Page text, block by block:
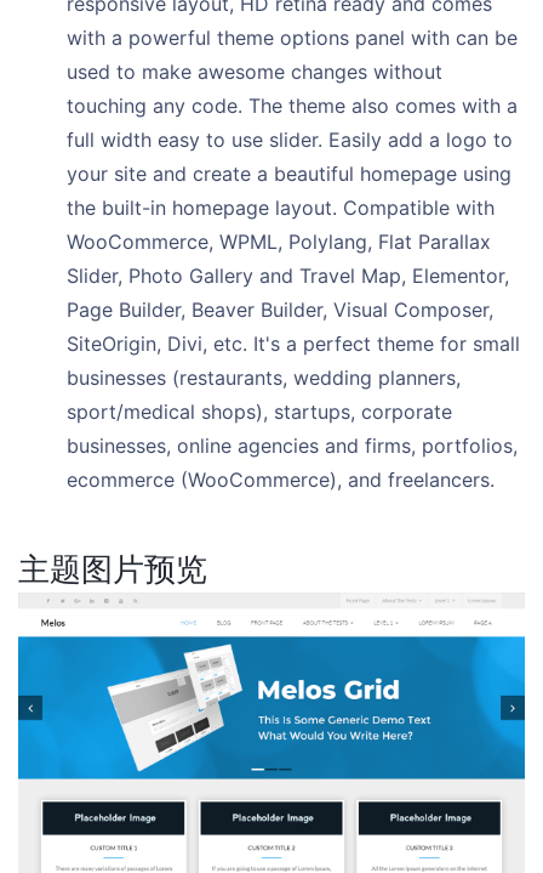
with a powerful theme options panel with can be
used to make awesome changes without
touching any code. The theme also comes with a
full width easy to use slider. Easily add a logo to
your site and create a beautiful homepage using
the built-in homepage layout. Compatible with
WooCommerce, WPML, Polylang, Flat Parallax
Slider, Photo Gallery and Travel Map, Elementor,
Page Builder, Beaver Builder, Visual Composer,
SiteOrigin, Divi, etc. It's a perfect theme for small
businesses (restaurants, wedding planners,
sport/medical shops), startups, corporate
businesses, online agencies and firms, portfolios,
ecommerce (WooCommerce), and freelancers.
主题图片预览